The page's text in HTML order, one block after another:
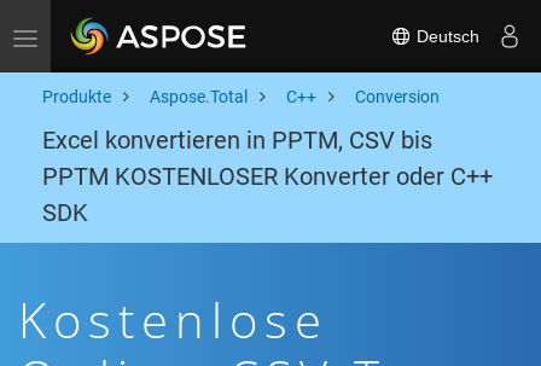
Toggle navigation Deutsch
Produkte Aspose.Total C++ Conversion
Excel konvertieren in PPTM, CSV bis
PPTM KOSTENLOSER Konverter oder C++
SDK
Kostenlose